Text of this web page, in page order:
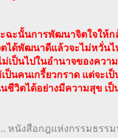
ะฉะนั้นการพัฒนาจิตใจให้ก
ตได้พัฒนาดีแล้วจะไม่หวั่น
ม่เป็นไปในอำนาจของควา
ป็นคนเกรี้ยวกราด แต่จะเ
นชีวิตได้อย่างมีความสุข
หนังสือกฎแห่งกรรมธรร